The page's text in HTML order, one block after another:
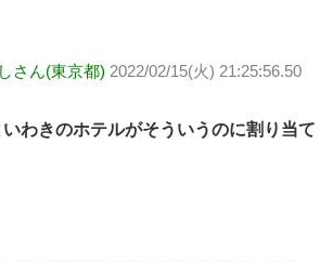
さん(東京都) 2022/02/15(火) 21:25:56.50
わきのホテルがそういうのに割り当て